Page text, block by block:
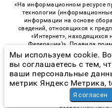
«На информационном ресурсе
технологии
информации на основе
сведений, относящихся к
«Интернет», находящихся
Федерации)». Правила
технологий в виджетах
© 2026
Возрастная
Мы используем cookie.
вы соглашаетесь с тем,
ваши персональные
метрик Яндекс Метрика,
Я согласен